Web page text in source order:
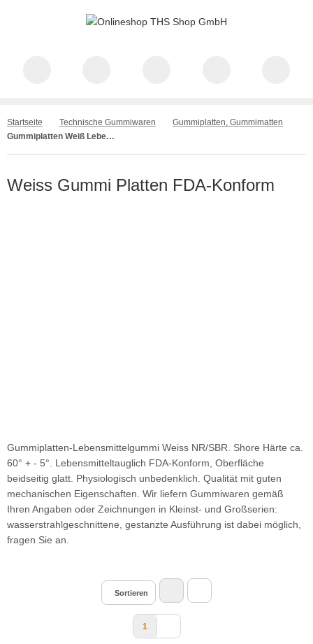
Startseite Technische Gummiwaren
Gummiplatten, Gummimatten
Gummiplatten Weiß Lebensmitteltauglich NR/SBR
Weiss Gummi Platten FDA-Konform
Gummiplatten-Lebensmittelgummi Weiss NR/SBR. Shore Härte ca.
60° + - 5°. Lebensmitteltauglich FDA-Konform, Oberfläche
beidseitig glatt. Physiologisch unbedenklich. Qualität mit guten
mechanischen Eigenschaften. Wir liefern Gummiwaren gemäß
Ihren Angaben oder Zeichnungen in Kleinst- und Großserien:
wasserstrahlgeschnittene, gestanzte Ausführung ist dabei möglich,
fragen Sie an.
Sortieren
1